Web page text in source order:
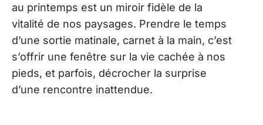
au printemps est un miroir fidèle de la
vitalité de nos paysages. Prendre le temps
d’une sortie matinale, carnet à la main, c’est
s’offrir une fenêtre sur la vie cachée à nos
pieds, et parfois, décrocher la surprise
d’une rencontre inattendue.